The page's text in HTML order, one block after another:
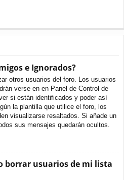
e Ignorados?
otros usuarios del foro. Los usuarios
verse en en Panel de Control de
si están identificados y poder así
la plantilla que utilice el foro, los
visualizarse resaltados. Si añade un
sus mensajes quedarán ocultos.
borrar usuarios de mi lista